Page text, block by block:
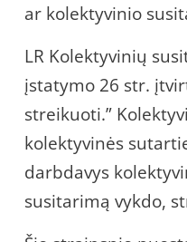
ar kolektyvinio
LR Kolektyvinių
įstatymo 26 str.
streikuoti.”
kolektyvinės
darbdavys
susitarimą vykdo,